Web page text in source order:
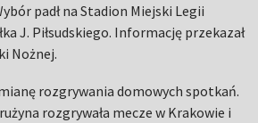
padł na Stadion Miejski Legii
J. Piłsudskiego. Informację przekazał
Nożnej.
rozgrywania domowych spotkań.
rozgrywała mecze w Krakowie i